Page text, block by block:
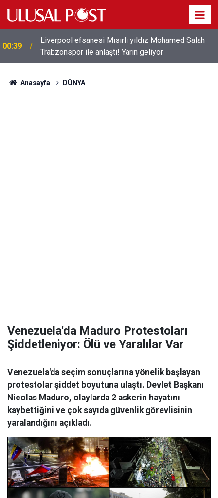
00:39
Liverpool efsanesi Mısırlı yıldız Mohamed Salah
Trabzonspor ile anlaştı! Yarın geliyor
Anasayfa DÜNYA
Venezuela'da Maduro Protestoları
Şiddetleniyor: Ölü ve Yaralılar Var
Venezuela'da seçim sonuçlarına yönelik başlayan
protestolar şiddet boyutuna ulaştı. Devlet Başkanı
Nicolas Maduro, olaylarda 2 askerin hayatını
kaybettiğini ve çok sayıda güvenlik görevlisinin
yaralandığını açıkladı.